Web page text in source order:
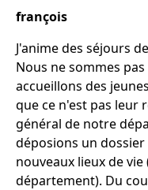
françois
J'anime des séjours
Nous ne sommes
accueillons des
que ce n'est pas leur
général de notre
déposions un
nouveaux lieux de vie
département). Du